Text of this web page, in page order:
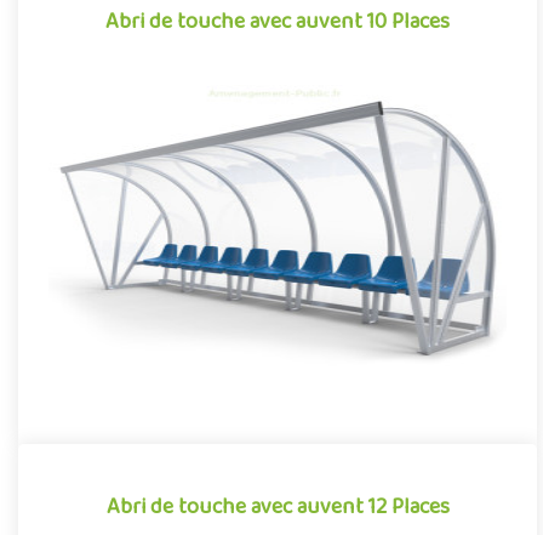
Abri de touche avec auvent 10 Places
Abri de touche avec auvent 10 Places
Équipement pour aménagements sportifs extérieurs
conjuguant confort et robustesse, cet abri de touche monobloc
garantit une i..
Offre partenaire
Abri de touche avec auvent 12 Places